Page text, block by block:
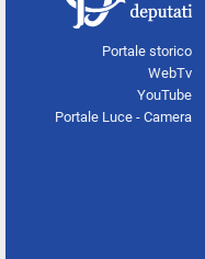
Portale storico
WebTv
YouTube
Portale Luce - Camera